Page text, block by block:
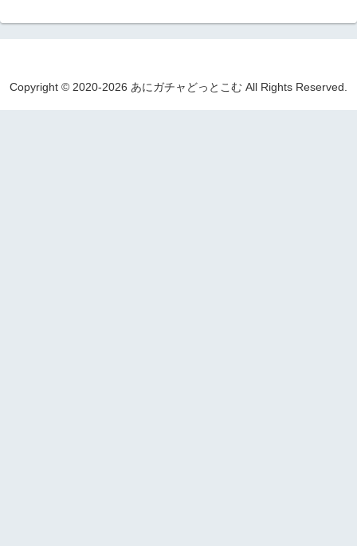
Copyright © 2020-2026 あにガチャどっとこむ All Rights Reserved.